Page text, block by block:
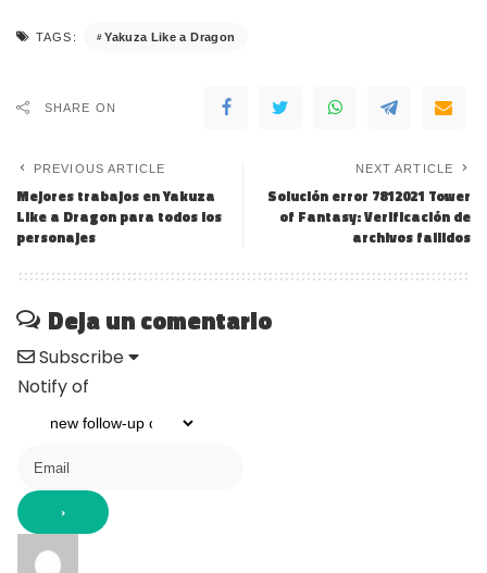
TAGS: Yakuza Like a Dragon
SHARE ON
PREVIOUS ARTICLE
Mejores trabajos en Yakuza
Like a Dragon para todos los
personajes
NEXT ARTICLE
Solución error 7812021 Tower
of Fantasy: Verificación de
archivos fallidos
Deja un comentario
Subscribe
Notify of